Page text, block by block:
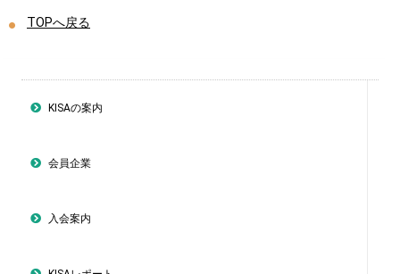
TOPへ戻る
KISAの案内
会員企業
入会案内